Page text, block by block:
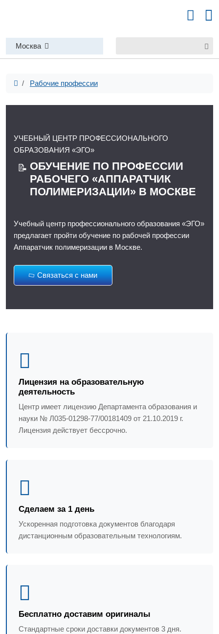
Москва
Рабочие профессии
УЧЕБНЫЙ ЦЕНТР ПРОФЕССИОНАЛЬНОГО
ОБРАЗОВАНИЯ «ЭГО»
📝 ОБУЧЕНИЕ ПО ПРОФЕССИИ
РАБОЧЕГО «АППАРАТЧИК
ПОЛИМЕРИЗАЦИИ» В МОСКВЕ
Учебный центр профессионального образования «ЭГО»
предлагает пройти обучение по рабочей профессии
Аппаратчик полимеризации в Москве.
Связаться с нами
Лицензия на образовательную
деятельность
Центр имеет лицензию Департамента образования и
науки № Л035-01298-77/00181409 от 21.10.2019 г.
Лицензия действует бессрочно.
Сделаем за 1 день
Ускоренная подготовка документов благодаря
дистанционным образовательным технологиям.
Бесплатно доставим оригиналы
Стандартные сроки доставки документов 3 дня.